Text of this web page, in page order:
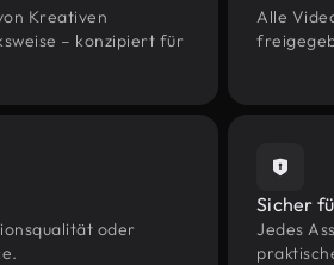
Kreativen
– konzipiert für
Alle
oder
Sicher
Jedes